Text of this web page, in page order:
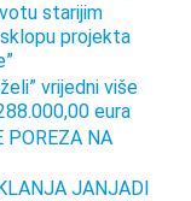
starijim
projekta
vrijedni više
eura
POREZA NA
JANJADI